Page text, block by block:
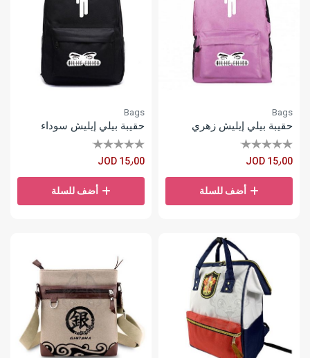
Bags
حقيبة بيلي إيليش زهري
JOD 15٫00
أضف للسلة
Bags
حقيبة بيلي إيليش سوداء
JOD 15٫00
أضف للسلة